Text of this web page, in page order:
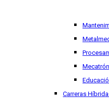
Carreras